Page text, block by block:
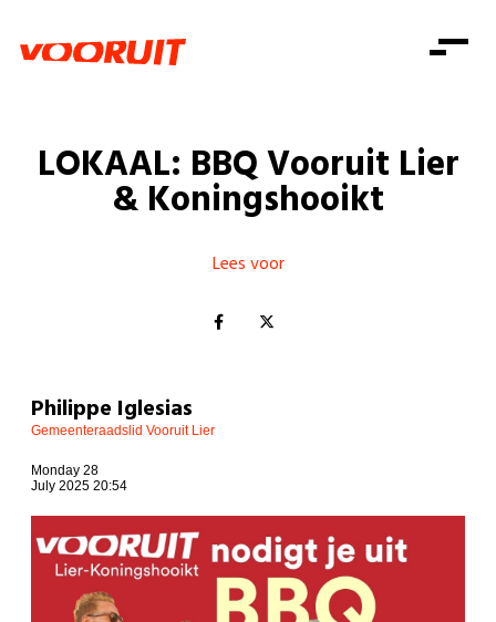
Zorg
Gelijke kansen
Welzijn
Consumentenbescherming
Kinderen en jongeren
Onze mensen
Standpunten
Vacatures
Doe mee
Doe mee
Word lid
Shop
Login
LOKAAL: BBQ Vooruit Lier
& Koningshooikt
Lees voor
Philippe Iglesias
Gemeenteraadslid Vooruit Lier
Monday 28
July 2025 20:54